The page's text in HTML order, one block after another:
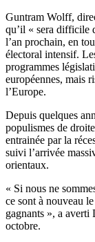
Guntram Wolff,
qu’il « sera difficile
l’an prochain, en
électoral intensif.
programmes
européennes, mais
l’Europe.
Depuis quelques
populismes de
entrainée par la
suivi l’arrivée
orientaux.
« Si nous ne
ce sont à nouveau
gagnants », a
octobre.